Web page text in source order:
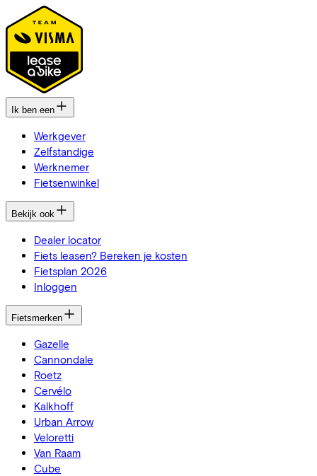
Ik ben een
Werkgever
Zelfstandige
Werknemer
Fietsenwinkel
Bekijk ook
Dealer locator
Fiets leasen? Bereken je kosten
Fietsplan 2026
Inloggen
Fietsmerken
Gazelle
Cannondale
Roetz
Cervélo
Kalkhoff
Urban Arrow
Veloretti
Van Raam
Cube